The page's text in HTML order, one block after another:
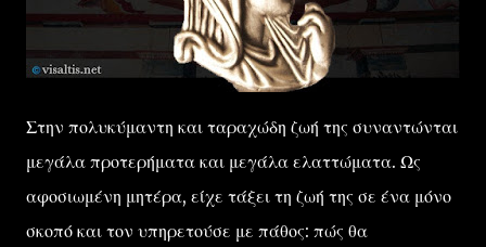
Στην πολυκύμαντη και ταραχώδη ζωή της συναντώνται
μεγάλα προτερήματα και μεγάλα ελαττώματα. Ως
αφοσιωμένη μητέρα, είχε τάξει τη ζωή της σε ένα μόνο
σκοπό και τον υπηρετούσε με πάθος: πώς θα